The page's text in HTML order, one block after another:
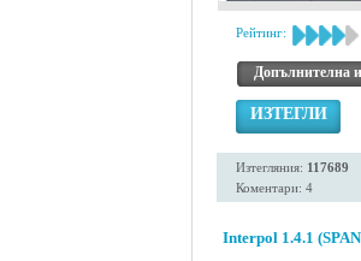
Рейтинг:
Допълнителна
ИЗТЕГЛИ
Изтегляния: 117689
Коментари: 4
Interpol 1.4.1